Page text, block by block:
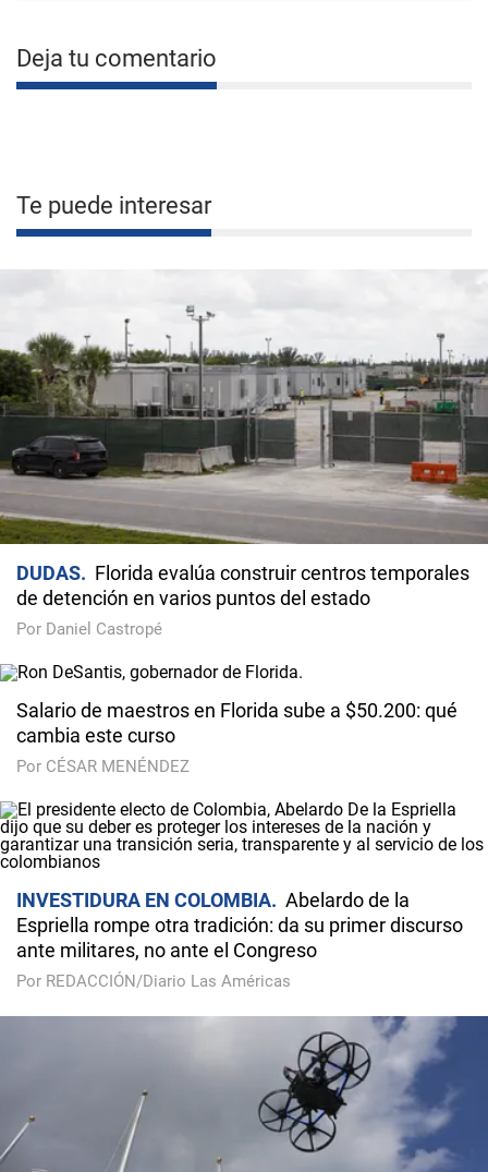
Deja tu comentario
Te puede interesar
DUDAS
Florida evalúa construir centros temporales
de detención en varios puntos del estado
Por Daniel Castropé
Salario de maestros en Florida sube a $50.200: qué
cambia este curso
Por CÉSAR MENÉNDEZ
INVESTIDURA EN COLOMBIA
Abelardo de la
Espriella rompe otra tradición: da su primer discurso
ante militares, no ante el Congreso
Por REDACCIÓN/Diario Las Américas